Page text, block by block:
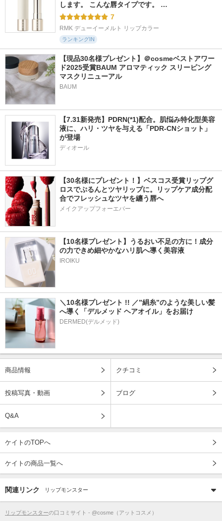
します。 こんな唇タイプです。 …
7
RMK デューイーメルト リップカラー
ランキングIN
【現品30名様プレゼント】＠cosmeベストアワー
ド2025受賞BAUM アロマティック スリーピング
マスクリニューアル
BAUM
【7.31新発売】PDRN(*1)配合。肌悩み特化型美容
液に、ハリ・ツヤを与える「PDR-CNショット」
が登場
ディオール
【30名様にプレゼント！】ベスコス受賞リップグ
ロスでぷるんとツヤリップに。リップケア成分配
合でフレッシュなツヤを纏う唇へ
メイクアップフォーエバー
【10名様プレゼント】うるおい不足の方に！成分
の力できめ細やかなハリ肌へ導く美容液
IROIKU
＼10名様プレゼント !! ／”絹糸”のような美しい髪
へ導く「デルメッド ヘアオイル」をお届け
DERMED(デルメッド)
商品情報 クチコミ
投稿写真・動画 ブログ
Q&A
ケイトのTOPへ
ケイトの商品一覧へ
関連リンク リップモンスター
リップモンスターの口コミサイト - @cosme（アットコスメ）